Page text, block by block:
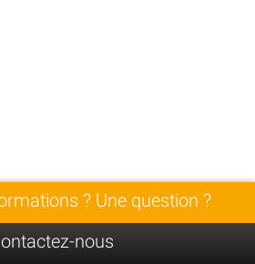
? Une question ?
nous